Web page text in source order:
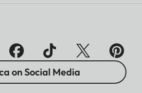
on Social Media